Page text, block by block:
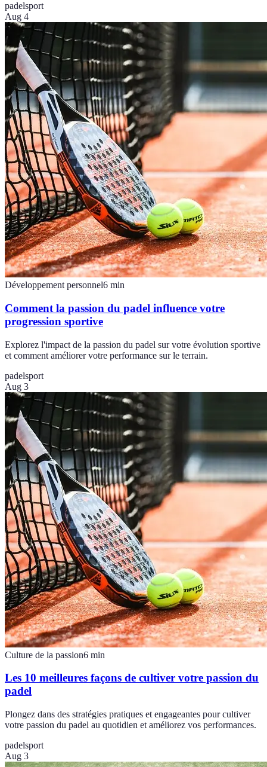
padelsport
Aug 4
Développement personnel6 min
Comment la passion du padel influence votre
progression sportive
Explorez l'impact de la passion du padel sur votre évolution sportive
et comment améliorer votre performance sur le terrain.
padelsport
Aug 3
Culture de la passion6 min
Les 10 meilleures façons de cultiver votre passion du
padel
Plongez dans des stratégies pratiques et engageantes pour cultiver
votre passion du padel au quotidien et améliorez vos performances.
padelsport
Aug 3